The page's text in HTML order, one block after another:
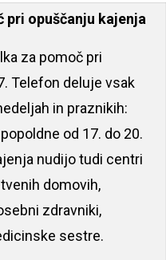
opuščanju kajenja
za pomoč pri
Telefon deluje vsak
in praznikih:
od 17. do 20.
nudijo tudi centri
domovih,
zdravniki,
sestre.